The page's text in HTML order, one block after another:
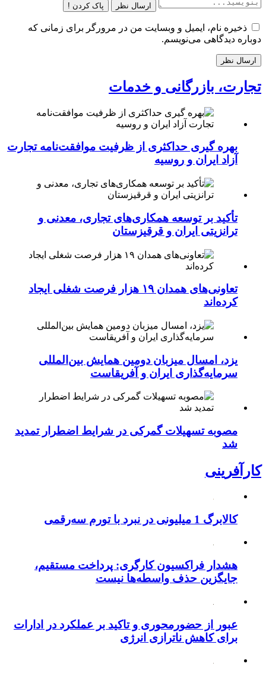
ارسال نظر پاک کردن !
ذخیره نام، ایمیل و وبسایت من در مرورگر برای زمانی که
دوباره دیدگاهی می‌نویسم.
تجارت، بازرگانی و خدمات
بهره گیری حداکثری از ظرفیت موافقت‌نامه تجارت
آزاد ایران و روسیه
تأکید بر توسعه همکاری‌های تجاری، معدنی و
ترانزیتی ایران و قرقیزستان
تعاونی‌های همدان ۱۹ هزار فرصت شغلی ایجاد
کرده‌اند
یزد، امسال میزبان دومین همایش بین‌المللی
سرمایه‌گذاری ایران و آفریقاست
مصوبه تسهیلات گمرکی در شرایط اضطرار تمدید
شد
کارآفرینی
کالابرگ 1 میلیونی در نبرد با تورم سه‌رقمی
هشدار فراکسیون کارگری: پرداخت مستقیم،
جایگزین حذف واسطه‌ها نیست
عبور از حضورمحوری و تاکید بر عملکرد در ادارات
برای کاهش ناترازی انرژی